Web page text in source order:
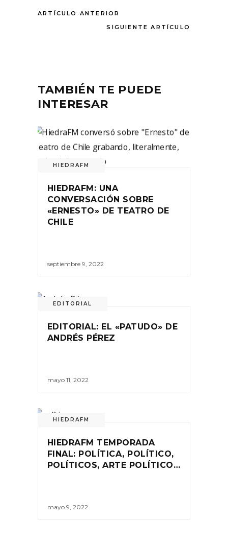
ARTÍCULO ANTERIOR
SIGUIENTE ARTÍCULO
TAMBIÉN TE PUEDE
INTERESAR
HIEDRAFM
HIEDRAFM: UNA
CONVERSACIÓN SOBRE
«ERNESTO» DE TEATRO DE
CHILE
septiembre 9, 2022
EDITORIAL
EDITORIAL: EL «PATUDO» DE
ANDRÉS PÉREZ
mayo 11, 2022
HIEDRAFM
HIEDRAFM TEMPORADA
FINAL: POLÍTICA, POLÍTICO,
POLÍTICOS, ARTE POLÍTICO…
mayo 9, 2022